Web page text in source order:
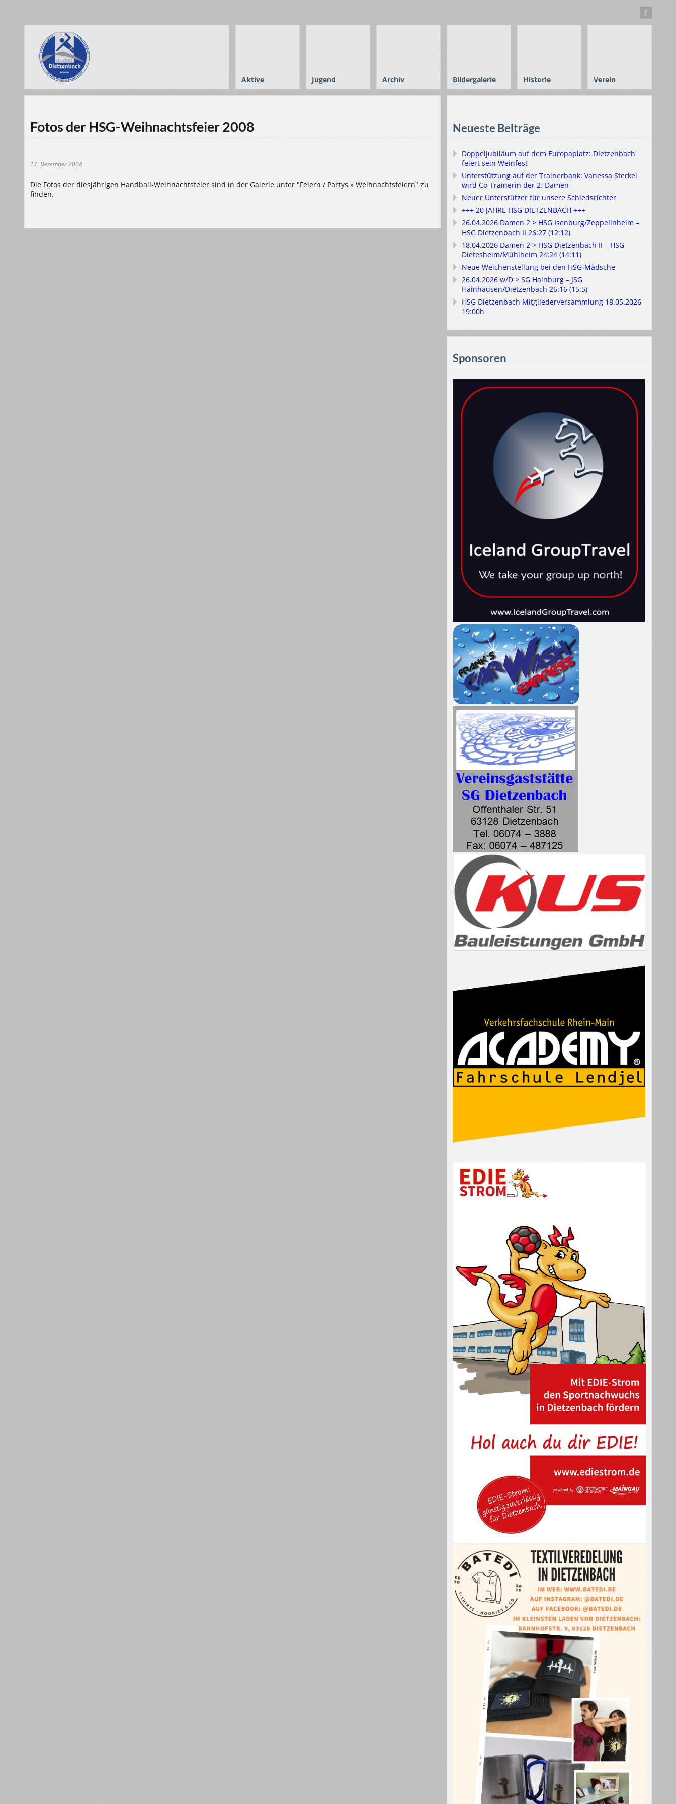
Aktive Jugend Archiv Bildergalerie Historie Verein
Fotos der HSG-Weihnachtsfeier 2008
17. Dezember 2008
Die Fotos der diesjährigen Handball-Weihnachtsfeier sind in der Galerie unter "Feiern / Partys » Weihnachtsfeiern" zu
finden.
Neueste Beiträge
Doppeljubiläum auf dem Europaplatz: Dietzenbach
feiert sein Weinfest
Unterstützung auf der Trainerbank: Vanessa Sterkel
wird Co-Trainerin der 2. Damen
Neuer Unterstützer für unsere Schiedsrichter
+++ 20 JAHRE HSG DIETZENBACH +++
26.04.2026 Damen 2 > HSG Isenburg/Zeppelinheim –
HSG Dietzenbach II 26:27 (12:12)
18.04.2026 Damen 2 > HSG Dietzenbach II – HSG
Dietesheim/Mühlheim 24:24 (14:11)
Neue Weichenstellung bei den HSG-Mädsche
26.04.2026 w/D > SG Hainburg – JSG
Hainhausen/Dietzenbach 26:16 (15:5)
HSG Dietzenbach Mitgliederversammlung 18.05.2026
19:00h
Sponsoren